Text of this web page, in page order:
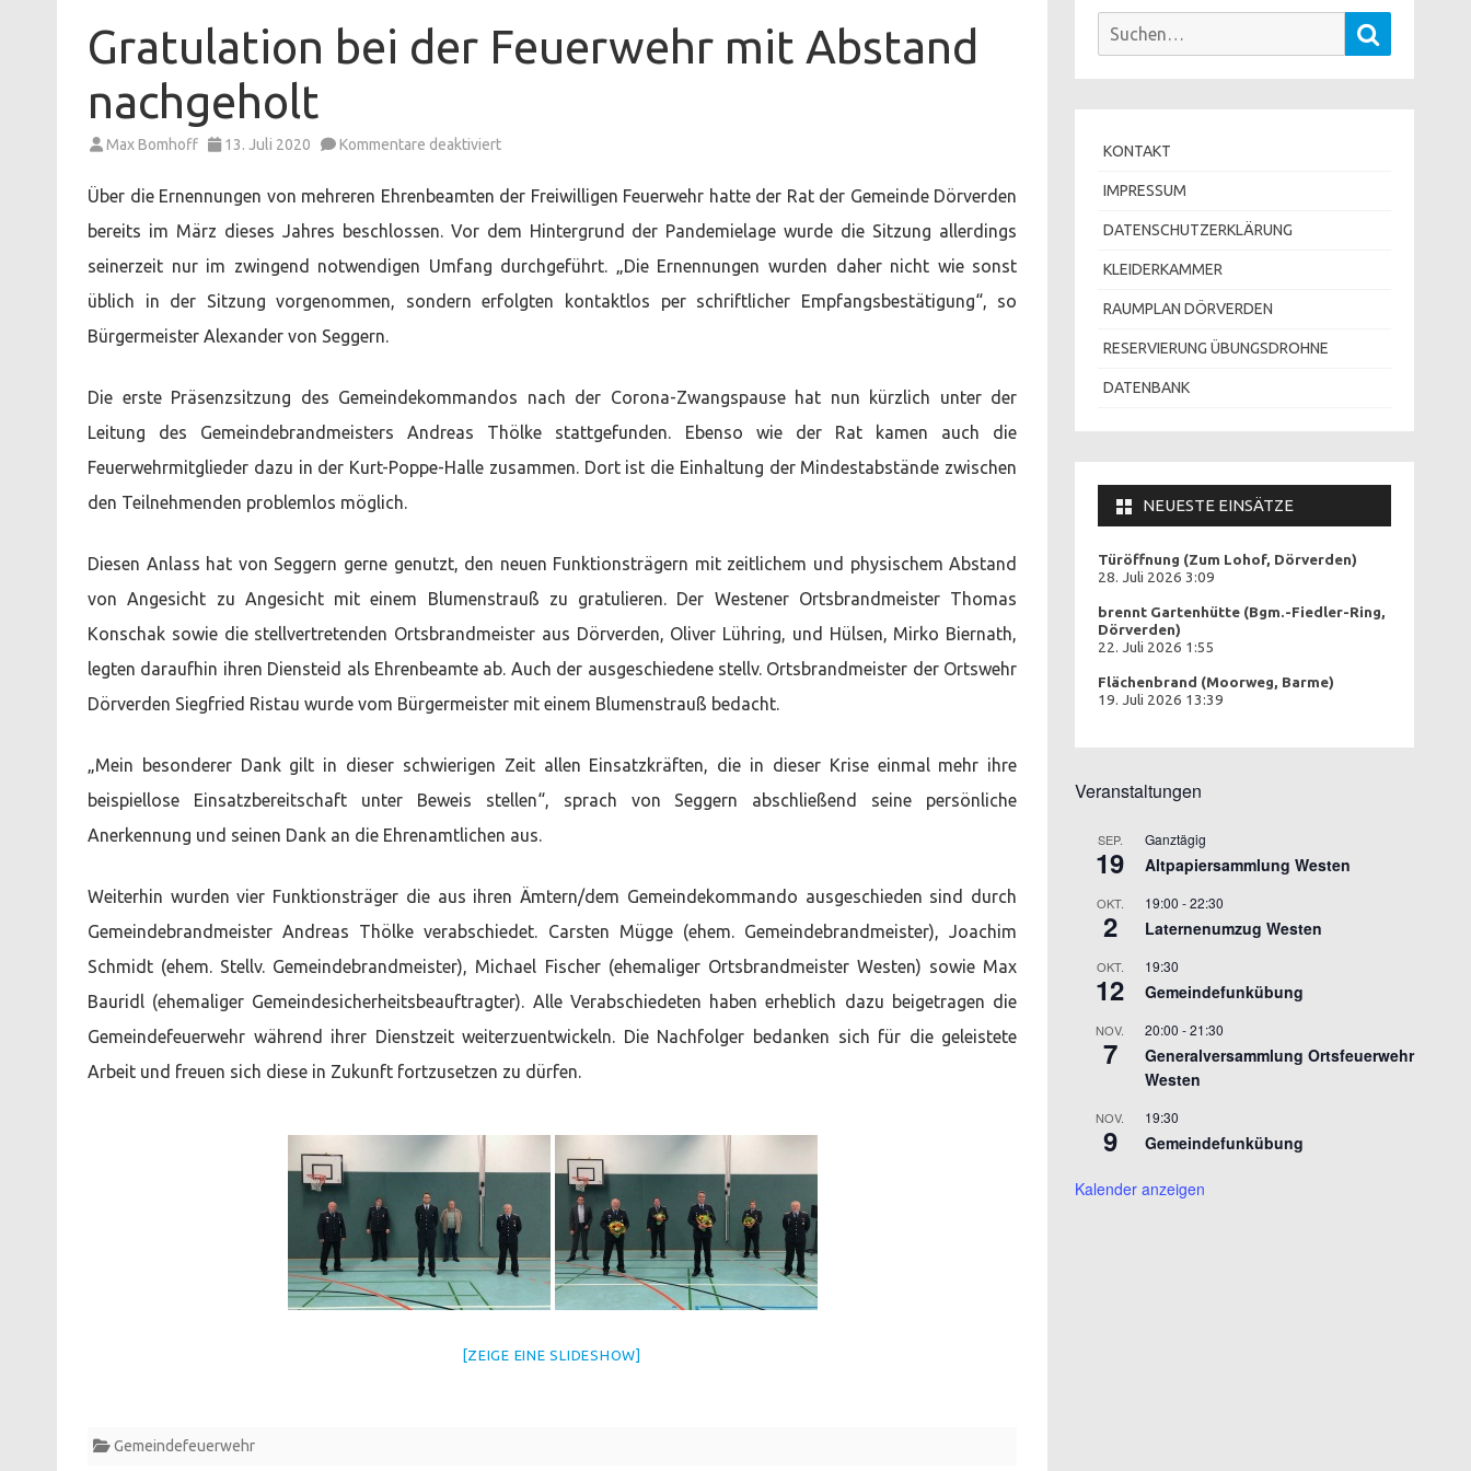
Gratulation bei der Feuerwehr mit Abstand
nachgeholt
Max Bomhoff 13. Juli 2020 Kommentare deaktiviertfür
der
Feuerwehr
Abstand
Über die Ernennungen von mehreren Ehrenbeamten der Freiwilligen Feuerwehr hatte der Rat der Gemeinde Dörverden
bereits im März dieses Jahres beschlossen. Vor dem Hintergrund der Pandemielage wurde die Sitzung allerdings
seinerzeit nur im zwingend notwendigen Umfang durchgeführt. „Die Ernennungen wurden daher nicht wie sonst
üblich in der Sitzung vorgenommen, sondern erfolgten kontaktlos per schriftlicher Empfangsbestätigung“, so
Bürgermeister Alexander von Seggern.
Die erste Präsenzsitzung des Gemeindekommandos nach der Corona-Zwangspause hat nun kürzlich unter der
Leitung des Gemeindebrandmeisters Andreas Thölke stattgefunden. Ebenso wie der Rat kamen auch die
Feuerwehrmitglieder dazu in der Kurt-Poppe-Halle zusammen. Dort ist die Einhaltung der Mindestabstände zwischen
den Teilnehmenden problemlos möglich.
Diesen Anlass hat von Seggern gerne genutzt, den neuen Funktionsträgern mit zeitlichem und physischem Abstand
von Angesicht zu Angesicht mit einem Blumenstrauß zu gratulieren. Der Westener Ortsbrandmeister Thomas
Konschak sowie die stellvertretenden Ortsbrandmeister aus Dörverden, Oliver Lühring, und Hülsen, Mirko Biernath,
legten daraufhin ihren Diensteid als Ehrenbeamte ab. Auch der ausgeschiedene stellv. Ortsbrandmeister der Ortswehr
Dörverden Siegfried Ristau wurde vom Bürgermeister mit einem Blumenstrauß bedacht.
„Mein besonderer Dank gilt in dieser schwierigen Zeit allen Einsatzkräften, die in dieser Krise einmal mehr ihre
beispiellose Einsatzbereitschaft unter Beweis stellen“, sprach von Seggern abschließend seine persönliche
Anerkennung und seinen Dank an die Ehrenamtlichen aus.
Weiterhin wurden vier Funktionsträger die aus ihren Ämtern/dem Gemeindekommando ausgeschieden sind durch
Gemeindebrandmeister Andreas Thölke verabschiedet. Carsten Mügge (ehem. Gemeindebrandmeister), Joachim
Schmidt (ehem. Stellv. Gemeindebrandmeister), Michael Fischer (ehemaliger Ortsbrandmeister Westen) sowie Max
Bauridl (ehemaliger Gemeindesicherheitsbeauftragter). Alle Verabschiedeten haben erheblich dazu beigetragen die
Gemeindefeuerwehr während ihrer Dienstzeit weiterzuentwickeln. Die Nachfolger bedanken sich für die geleistete
Arbeit und freuen sich diese in Zukunft fortzusetzen zu dürfen.
[ZEIGE EINE SLIDESHOW]
Gemeindefeuerwehr
Suchen
KONTAKT
IMPRESSUM
DATENSCHUTZERKLÄRUNG
KLEIDERKAMMER
RAUMPLAN DÖRVERDEN
RESERVIERUNG ÜBUNGSDROHNE
DATENBANK
NEUESTE EINSÄTZE
Türöffnung (Zum Lohof, Dörverden)
28. Juli 2026 3:09
brennt Gartenhütte (Bgm.-Fiedler-Ring,
Dörverden)
22. Juli 2026 1:55
Flächenbrand (Moorweg, Barme)
19. Juli 2026 13:39
Veranstaltungen
SEP.
19
Ganztägig
Altpapiersammlung Westen
OKT.
2
19:00 -22:30
Laternenumzug Westen
OKT.
12
19:30
Gemeindefunkübung
NOV.
7
20:00 -21:30
Generalversammlung Ortsfeuerwehr
Westen
NOV.
9
19:30
Gemeindefunkübung
Kalender anzeigen